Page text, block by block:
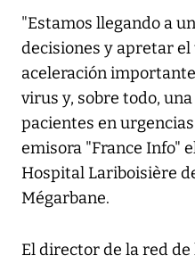
"Estamos llegando a
decisiones y apretar
aceleración
virus y, sobre todo,
pacientes en
emisora "France Info"
Hospital Lariboisière
Mégarbane.
El director de la red